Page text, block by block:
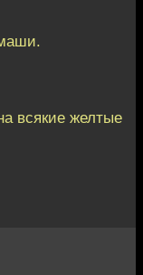
всякие желтые